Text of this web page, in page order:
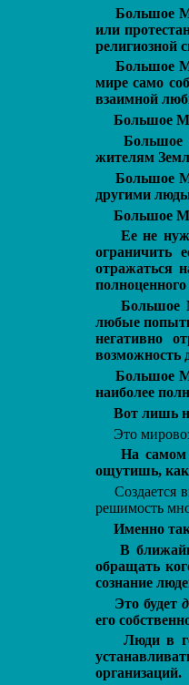
Большое
или
религиозной
Большое
мире само
взаимной
Большое
Большое
жителям
Большое
другими
Большое
Ее не
ограничить
отражаться
Большое
любые
негативно
возможность
Большое
наиболее
Вот лишь
Это
На
ощутишь, как
Создается
решимость
Именно
В
обращать
сознание
Это будет
его
Люди в
организаций.